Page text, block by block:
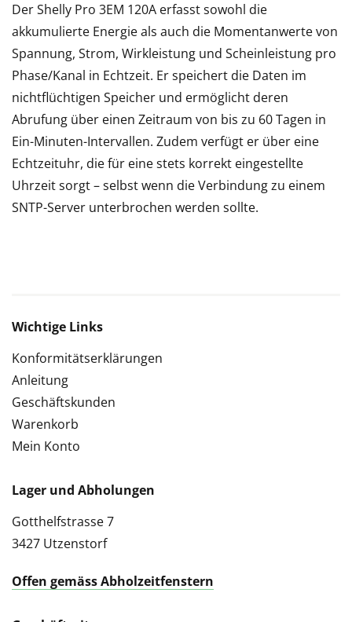
Der Shelly Pro 3EM 120A erfasst sowohl die
akkumulierte Energie als auch die Momentanwerte von
Spannung, Strom, Wirkleistung und Scheinleistung pro
Phase/Kanal in Echtzeit. Er speichert die Daten im
nichtflüchtigen Speicher und ermöglicht deren
Abrufung über einen Zeitraum von bis zu 60 Tagen in
Ein-Minuten-Intervallen. Zudem verfügt er über eine
Echtzeituhr, die für eine stets korrekt eingestellte
Uhrzeit sorgt – selbst wenn die Verbindung zu einem
SNTP-Server unterbrochen werden sollte.
Wichtige Links
Konformitätserklärungen
Anleitung
Geschäftskunden
Warenkorb
Mein Konto
Lager und Abholungen
Gotthelfstrasse 7
3427 Utzenstorf
Offen gemäss Abholzeitfenstern